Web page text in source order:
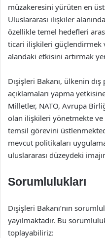
müzakeresini yürüten en
Uluslararası ilişkiler
özellikle temel hedefleri
ticari ilişkileri güçlendirmek
alandaki etkisini artırmak
Dışişleri Bakanı, ülkenin
açıklamaları yapma
Milletler, NATO, Avrupa
olan ilişkileri yönetmekte
temsil görevini
mevcut politikaları
uluslararası düzeydeki
Sorumlulukları
Dışişleri Bakanı’nın
yayılmaktadır. Bu
toplayabiliriz: